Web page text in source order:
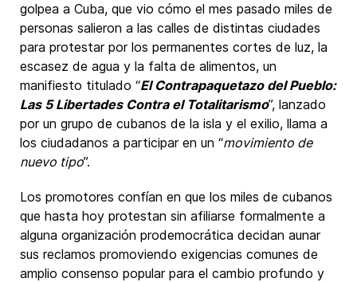
golpea a Cuba, que vio cómo el mes pasado miles de
personas salieron a las calles de distintas ciudades
para protestar por los permanentes cortes de luz, la
escasez de agua y la falta de alimentos, un
manifiesto titulado “El Contrapaquetazo del Pueblo:
Las 5 Libertades Contra el Totalitarismo”, lanzado
por un grupo de cubanos de la isla y el exilio, llama a
los ciudadanos a participar en un “movimiento de
nuevo tipo”.
Los promotores confían en que los miles de cubanos
que hasta hoy protestan sin afiliarse formalmente a
alguna organización prodemocrática decidan aunar
sus reclamos promoviendo exigencias comunes de
amplio consenso popular para el cambio profundo y